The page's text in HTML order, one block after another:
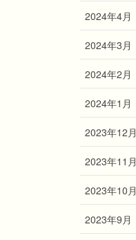
2024年4月
2024年3月
2024年2月
2024年1月
2023年12月
2023年11月
2023年10月
2023年9月